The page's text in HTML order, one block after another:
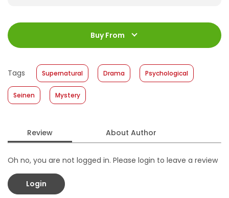
ISBN :
978-602-480-843-3
192 halaman
Size
:
11,4 x 17,2
Format
: Hardcover
Buy From
Tags Supernatural Drama Psychological
Seinen Mystery
Review About Author
Oh no, you are not logged in. Please login to leave a review
Login